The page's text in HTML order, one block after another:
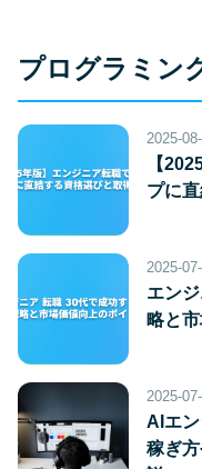
プログラミン
2025-
【
プに
2025-
エン
略と
2025-
AIエ
稼ぎ